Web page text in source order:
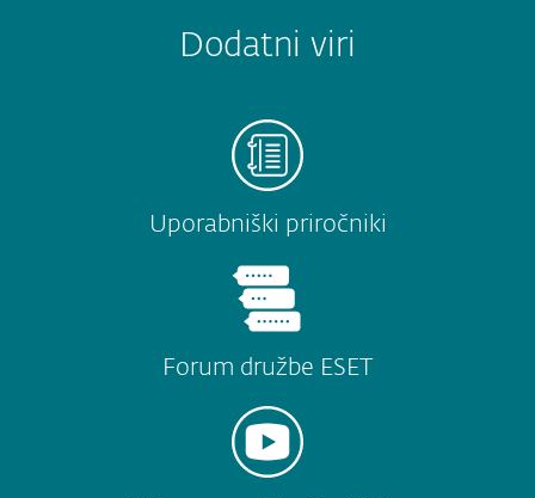
Dodatni viri
Uporabniški priročniki
Forum družbe ESET